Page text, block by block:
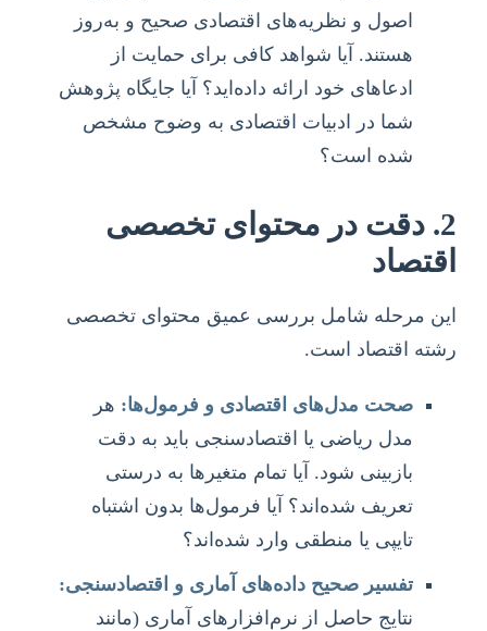
اصول و نظریه‌های اقتصادی صحیح و به‌روز
هستند. آیا شواهد کافی برای حمایت از
ادعاهای خود ارائه داده‌اید؟ آیا جایگاه پژوهش
شما در ادبیات اقتصادی به وضوح مشخص
شده است؟
2. دقت در محتوای تخصصی
اقتصاد
این مرحله شامل بررسی عمیق محتوای تخصصی
رشته اقتصاد است.
صحت مدل‌های اقتصادی و فرمول‌ها: هر
مدل ریاضی یا اقتصادسنجی باید به دقت
بازبینی شود. آیا تمام متغیرها به درستی
تعریف شده‌اند؟ آیا فرمول‌ها بدون اشتباه
تایپی یا منطقی وارد شده‌اند؟
تفسیر صحیح داده‌های آماری و اقتصادسنجی:
نتایج حاصل از نرم‌افزارهای آماری (مانند